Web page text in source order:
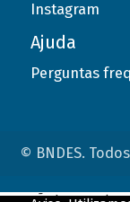
Instagram
Ajuda
Perguntas
© BNDES.